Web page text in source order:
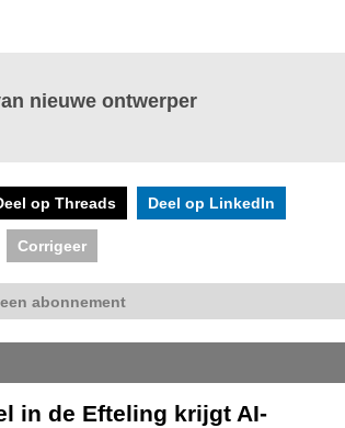
nieuwe ontwerper
op Threads Deel op LinkedIn
Corrigeer
abonnement
in de Efteling krijgt AI-